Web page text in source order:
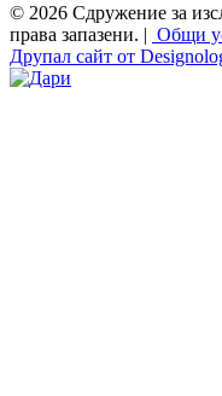
© 2026 Сдружение за
права запазени. | Общи
Друпал сайт от